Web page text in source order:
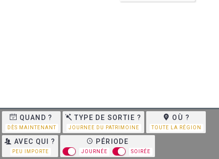
QUAND ?
DÈS MAINTENANT
TYPE DE SORTIE ?
JOURNEE DU PATRIMOINE
OÙ ?
TOUTE LA RÉGION
AVEC QUI ?
PEU IMPORTE
PÉRIODE
JOURNÉE SOIRÉE